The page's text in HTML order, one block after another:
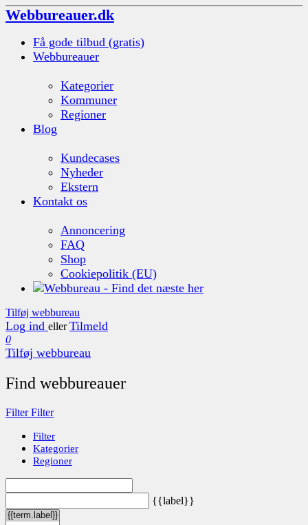
Webbureauer.dk
Få gode tilbud (gratis)
Webbureauer
Kategorier
Kommuner
Regioner
Blog
Kundecases
Nyheder
Ekstern
Kontakt os
Annoncering
FAQ
Shop
Cookiepolitik (EU)
Tilføj webbureau
Log ind eller Tilmeld
0
Tilføj webbureau
Find webbureauer
FilterFilter
Filter
Kategorier
Regioner
{{label}}